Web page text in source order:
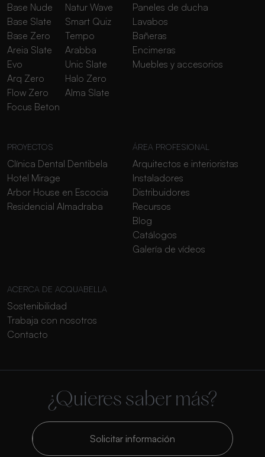
Base Nude
Base Slate
Base Zero
Areia Slate
Evo
Arq Zero
Flow Zero
Focus Beton
Natur Wave
Smart Quiz
Tempo
Arabba
Unic Slate
Halo Zero
Alma Slate
Paneles de ducha
Lavabos
Bañeras
Encimeras
Muebles y accesorios
PROYECTOS
Clínica Dental Dentibela
Hotel Mirage
Arbor House en Escocia
Residencial Almadraba
ÁREA PROFESIONAL
Arquitectos e interioristas
Instaladores
Distribuidores
Recursos
Blog
Catálogos
Galería de vídeos
ACERCA DE ACQUABELLA
Sostenibilidad
Trabaja con nosotros
Contacto
¿Quieres saber más?
Solicitar información